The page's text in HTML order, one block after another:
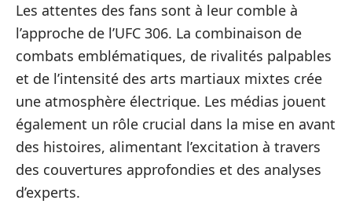
Les attentes des fans sont à leur comble à
l’approche de l’UFC 306. La combinaison de
combats emblématiques, de rivalités palpables
et de l’intensité des arts martiaux mixtes crée
une atmosphère électrique. Les médias jouent
également un rôle crucial dans la mise en avant
des histoires, alimentant l’excitation à travers
des couvertures approfondies et des analyses
d’experts.